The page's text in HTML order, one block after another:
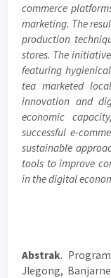
commerce
marketing. The
production
stores. The
featuring
tea marketed
innovation and
economic
successful e-
sustainable
tools to improve
in the digital
Abstrak.
Jlegong,